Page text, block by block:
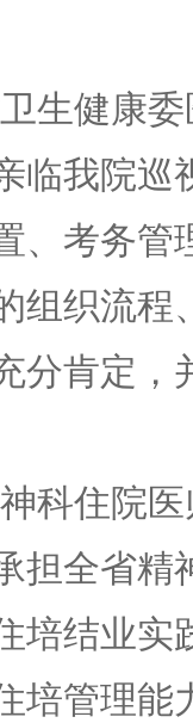
生健康委
临我院巡
、考务管
组织流程
分肯定
科住院医
担全省精
培结业
培管理